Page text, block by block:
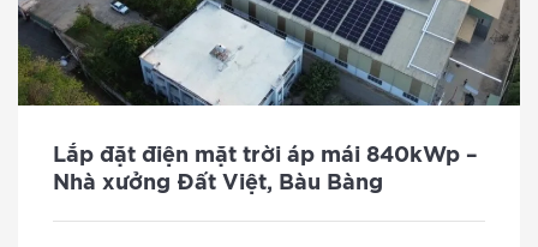
Lắp đặt điện mặt trời áp mái 840kWp –
Nhà xưởng Đất Việt, Bàu Bàng